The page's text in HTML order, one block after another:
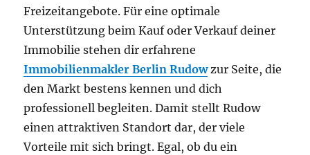
Freizeitangebote. Für eine optimale
Unterstützung beim Kauf oder Verkauf deiner
Immobilie stehen dir erfahrene
Immobilienmakler Berlin Rudowzur Seite, die
den Markt bestens kennen und dich
professionell begleiten. Damit stellt Rudow
einen attraktiven Standort dar, der viele
Vorteile mit sich bringt. Egal, ob du ein